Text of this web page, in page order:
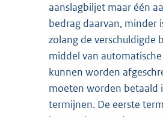
aanslagbiljet maar één
bedrag daarvan, minder
zolang de verschuldigde
middel van
kunnen worden
moeten worden betaald
termijnen. De eerste